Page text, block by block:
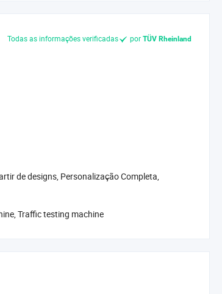
Todas as informações verificadas por TÜV Rheinland
de designs, Personalização Completa,
Traffic testing machine